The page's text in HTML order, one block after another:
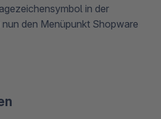
in der
den Menüpunkt Shopware